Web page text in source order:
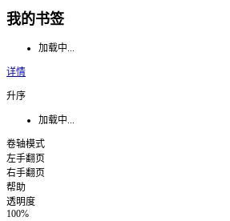
我的书签
加载中...
详情
升序
加载中...
卷轴模式
左手翻页
右手翻页
帮助
透明度
100%